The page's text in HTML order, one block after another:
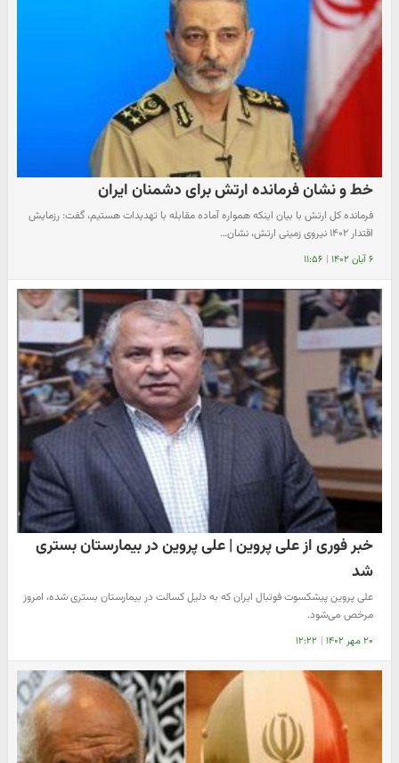
خط و نشان فرمانده ارتش برای دشمنان ایران
فرمانده کل ارتش با بیان اینکه همواره‌ آماده مقابله با تهدیدات هستیم، گفت: رزمایش
اقتدار ۱۴۰۲ نیروی زمینی ارتش، نشان…
۶ آبان ۱۴۰۲ | ۱۱:۵۶
خبر فوری از علی پروین | علی پروین در بیمارستان بستری
شد
علی پروین پیشکسوت فوتبال ایران که به دلیل کسالت در بیمارستان بستری شده، امروز
مرخص می‌شود.
۲۰ مهر ۱۴۰۲ | ۱۲:۲۲